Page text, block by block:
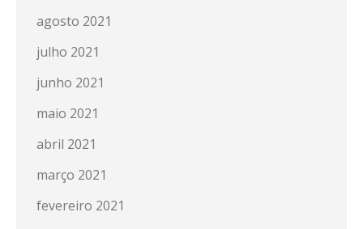
agosto 2021
julho 2021
junho 2021
maio 2021
abril 2021
março 2021
fevereiro 2021